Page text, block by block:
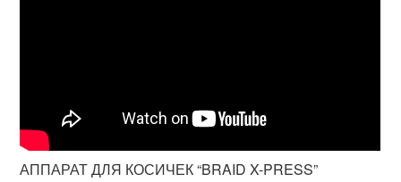
АППАРАТ ДЛЯ КОСИЧЕК “BRAID X-PRESS”